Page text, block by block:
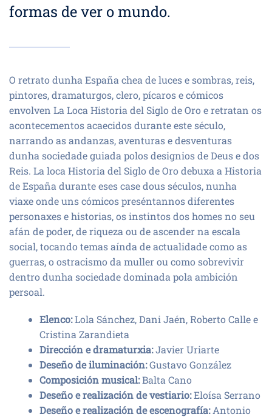
formas de ver o mundo.
O retrato dunha España chea de luces e sombras, reis,
pintores, dramaturgos, clero, pícaros e cómicos
envolven La Loca Historia del Siglo de Oro e retratan os
acontecementos acaecidos durante este século,
narrando as andanzas, aventuras e desventuras
dunha sociedade guiada polos designios de Deus e dos
Reis. La loca Historia del Siglo de Oro debuxa a Historia
de España durante eses case dous séculos, nunha
viaxe onde uns cómicos preséntannos diferentes
personaxes e historias, os instintos dos homes no seu
afán de poder, de riqueza ou de ascender na escala
social, tocando temas aínda de actualidade como as
guerras, o ostracismo da muller ou como sobrevivir
dentro dunha sociedade dominada pola ambición
persoal.
Elenco:Lola Sánchez, Dani Jaén, Roberto Calle e
Cristina Zarandieta
Dirección e dramaturxia:Javier Uriarte
Deseño de iluminación:Gustavo González
Composición musical:Balta Cano
Deseño e realización de vestiario:Eloísa Serrano
Deseño e realización de escenografía:Antonio